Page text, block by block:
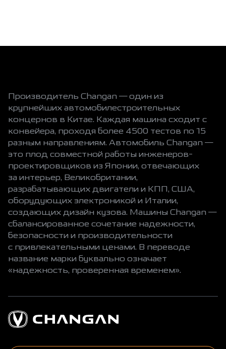
Производитель Changan — один из
крупнейших автомобилестроительных
концернов в Китае. Каждая машина сходит с
конвейера, проходя более 4500 тестов по 15
разным направлениям. Автомобиль Changan —
это плод совместной работы инженеров-
проектировщиков из Японии, отвечающих
за интерьер, Великобритании,
разрабатывающих двигатели и КПП, США,
оборудующих электроникой и Италии,
создающих дизайн кузова. Машины Changan —
сбалансированное сочетание надежности,
безопасности и производительности
с привлекательными ценами. В переводе
название марки буквально означает
«надежность, проверенная временем».